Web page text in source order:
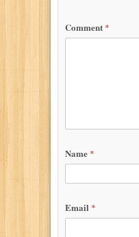
Comment *
Name *
Email *